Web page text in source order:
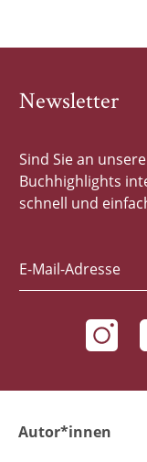
Newsletter
Sind Sie an
Buchhighlights
schnell und
E-Mail-Adresse
Autor*innen